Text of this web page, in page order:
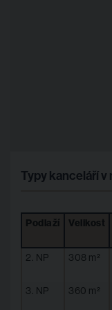
Typy kanceláří v
Podlaží Velikost
2. NP 308 m²
3. NP 360 m²